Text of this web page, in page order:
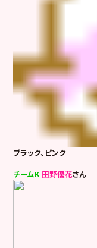
ブラック、ピンク
チームK 田野優花さん